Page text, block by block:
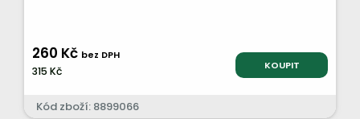
260 Kč bez DPH
315 Kč KOUPIT
Kód zboží: 8899066